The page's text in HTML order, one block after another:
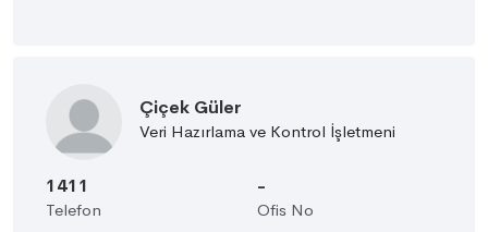
Çiçek Güler
Veri Hazırlama ve Kontrol İşletmeni
1411
Telefon
-
Ofis No